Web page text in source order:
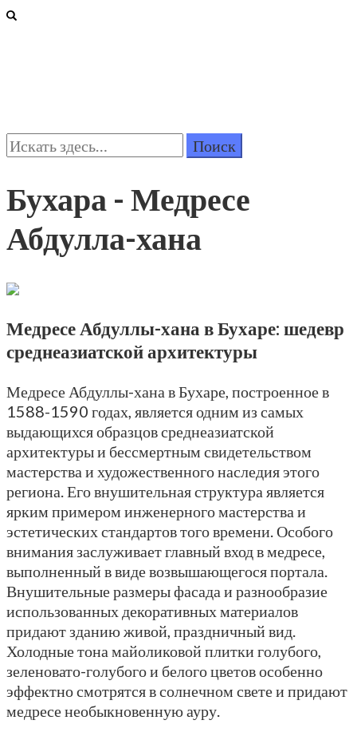
Поиск:
Бухара - Медресе
Абдулла-хана
Медресе Абдуллы-хана в Бухаре: шедевр
среднеазиатской архитектуры
Медресе Абдуллы-хана в Бухаре, построенное в
1588-1590 годах, является одним из самых
выдающихся образцов среднеазиатской
архитектуры и бессмертным свидетельством
мастерства и художественного наследия этого
региона. Его внушительная структура является
ярким примером инженерного мастерства и
эстетических стандартов того времени. Особого
внимания заслуживает главный вход в медресе,
выполненный в виде возвышающегося портала.
Внушительные размеры фасада и разнообразие
использованных декоративных материалов
придают зданию живой, праздничный вид.
Холодные тона майоликовой плитки голубого,
зеленовато-голубого и белого цветов особенно
эффектно смотрятся в солнечном свете и придают
медресе необыкновенную ауру.